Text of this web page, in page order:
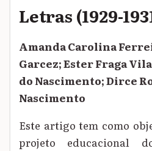
Letras (1929-
Amanda Carolina
Garcez; Ester Fraga
do Nascimento; Dirce
Nascimento
Este artigo tem como
projeto educacional